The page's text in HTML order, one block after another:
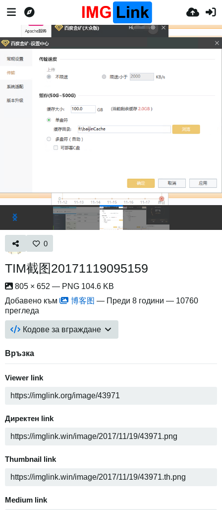
0
TIM截图20171119095159
805 × 652 — PNG 104.6 KB
Добавено към
博客图 — Преди 8 години — 10760
прегледа
Кодове за вграждане
Връзка
Viewer link
Директен link
Thumbnail link
Medium link